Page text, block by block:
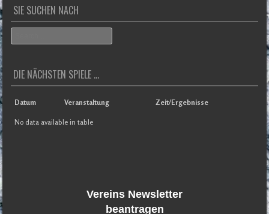
SIE SUCHEN NACH
DIE NÄCHSTEN SPIELE ...
Datum Veranstaltung Zeit/Ergebnisse
No data available in table
Vereins Newsletter
beantragen